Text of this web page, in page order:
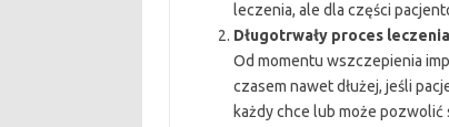
leczenia, ale dla części
Długotrwały proces leczenia
Od momentu wszczepienia
czasem nawet dłużej, jeśli
każdy chce lub może pozwolić